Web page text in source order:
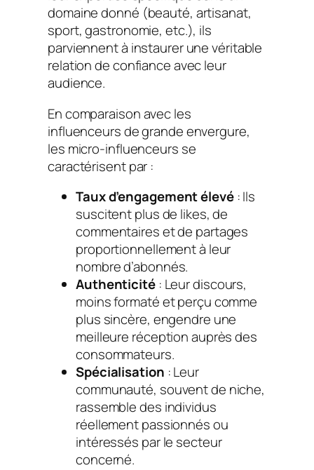
domaine donné (beauté, artisanat,
sport, gastronomie, etc.), ils
parviennent à instaurer une véritable
relation de confiance avec leur
audience.
En comparaison avec les
influenceurs de grande envergure,
les micro-influenceurs se
caractérisent par :
Taux d’engagement élevé: Ils
suscitent plus de likes, de
commentaires et de partages
proportionnellement à leur
nombre d’abonnés.
Authenticité: Leur discours,
moins formaté et perçu comme
plus sincère, engendre une
meilleure réception auprès des
consommateurs.
Spécialisation : Leur
communauté, souvent de niche,
rassemble des individus
réellement passionnés ou
intéressés par le secteur
concerné.